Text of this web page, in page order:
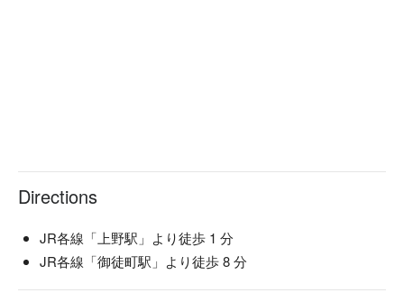
Directions
JR各線「上野駅」より徒歩 1 分
JR各線「御徒町駅」より徒歩 8 分